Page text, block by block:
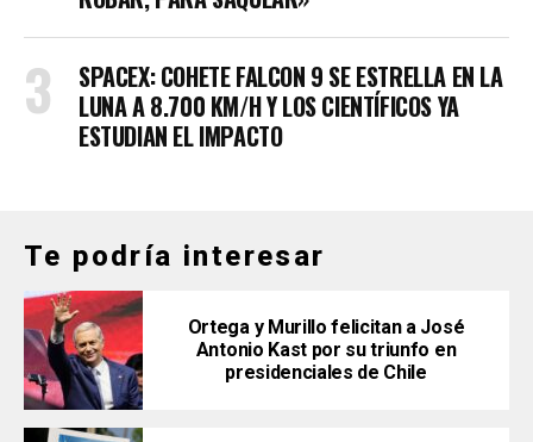
SPACEX: COHETE FALCON 9 SE ESTRELLA EN LA
LUNA A 8.700 KM/H Y LOS CIENTÍFICOS YA
ESTUDIAN EL IMPACTO
Te podría interesar
Ortega y Murillo felicitan a José
Antonio Kast por su triunfo en
presidenciales de Chile